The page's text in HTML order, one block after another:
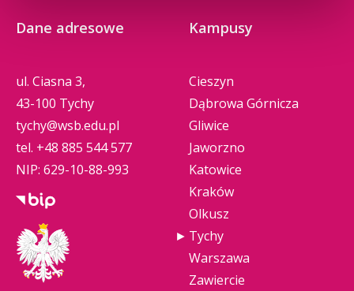
Dane adresowe
ul. Ciasna 3,
43-100 Tychy
tychy@wsb.edu.pl
tel. +48 885 544 577
NIP: 629-10-88-993
Kampusy
Cieszyn
Dąbrowa Górnicza
Gliwice
Jaworzno
Katowice
Kraków
Olkusz
Tychy
Warszawa
Zawiercie